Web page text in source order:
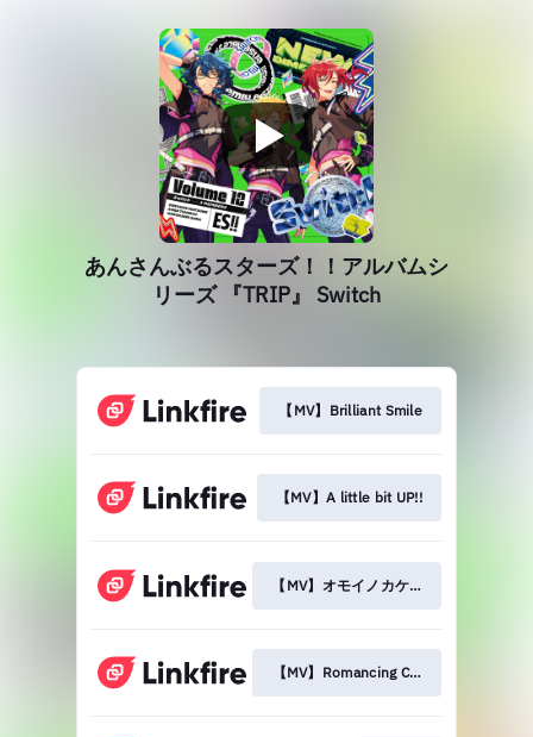
あんさんぶるスターズ！！アルバムシ
リーズ 『TRIP』 Switch
【MV】Brilliant Smile
【MV】A little bit UP!!
【MV】オモイノカケラ
【MV】Romancing Cruise